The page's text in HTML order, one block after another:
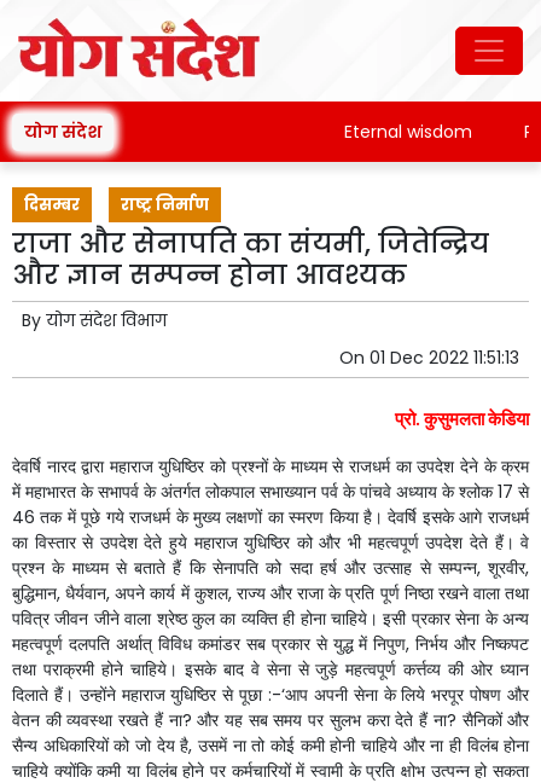
योग संदेश Eternal wisdom
दिसम्बर राष्ट्र निर्माण
राजा और सेनापति का संयमी, जितेन्द्रिय
और ज्ञान सम्पन्न होना आवश्यक
By योग संदेश विभाग
On 01 Dec 2022 11:51:13
प्रो.कुसुमलताकेडिया
देवर्षि नारद द्वारा महाराज युधिष्ठिर को प्रश्नों के माध्यम से राजधर्म का उपदेश देने के क्रम
में महाभारत के सभापर्व के अंतर्गत लोकपाल सभाख्यान पर्व के पांचवे अध्याय के श्लोक17 से
46तक में पूछे गये राजधर्म के मुख्य लक्षणों का स्मरण किया है। देवर्षि इसके आगे राजधर्म
का विस्तार से उपदेश देते हुये महाराज युधिष्ठिर को और भी महत्वपूर्ण उपदेश देते हैं। वे
प्रश्न के माध्यम से बताते हैं कि सेनापति को सदा हर्ष और उत्साह से सम्पन्न,शूरवीर,
बुद्धिमान,धैर्यवान,अपने कार्य में कुशल, राज्य और राजा के प्रति पूर्ण निष्ठा रखने वाला तथा
पवित्र जीवन जीने वाला श्रेष्ठ कुल का व्यक्ति ही होना चाहिये। इसी प्रकार सेना के अन्य
महत्वपूर्ण दलपति अर्थात् विविध कमांडर सब प्रकार से युद्ध में निपुण,निर्भय और निष्कपट
तथा पराक्रमी होने चाहिये। इसके बाद वे सेना से जुड़े महत्वपूर्ण कर्त्तव्य की ओर ध्यान
दिलाते हैं। उन्होंने महाराज युधिष्ठिर से पूछा:-‘आप अपनी सेना के लिये भरपूर पोषण और
वेतन की व्यवस्था रखते हैं ना?और यह सब समय पर सुलभ करा देते हैं ना? सैनिकों और
सैन्य अधिकारियों को जो देय है, उसमें ना तो कोई कमी होनी चाहिये और ना ही विलंब होना
चाहिये क्योंकि कमी या विलंब होने पर कर्मचारियों में स्वामी के प्रति क्षोभ उत्पन्न हो सकता